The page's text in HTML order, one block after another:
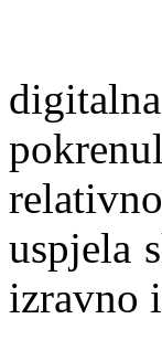
uspjela
izravno